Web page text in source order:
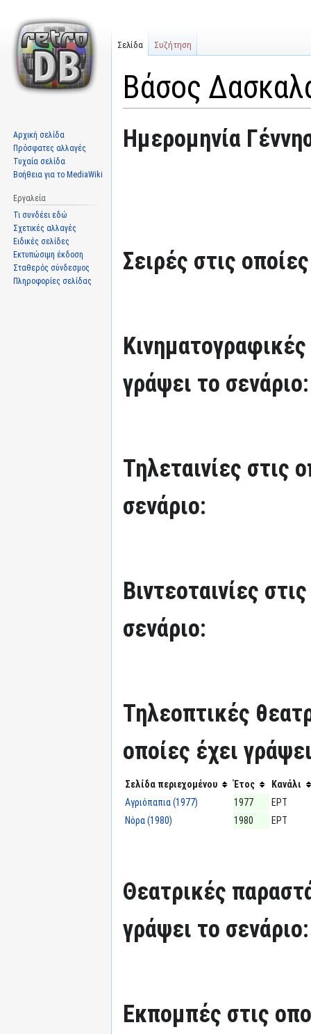
Βάσος
Μετάβαση
στην
Πήδηση
στην
Ημερομηνία
Σειρές στις
Κινηματογραφικές
γράψει το σενάριο:
Τηλεταινίες στις
σενάριο:
Βιντεοταινίες
σενάριο:
Τηλεοπτικές
οποίες έχει
Σελίδα περιεχομένου Έτος
Κανάλι
Αγριόπαπια (1977)
1977
ΕΡΤ
Νόρα (1980)
1980 ΕΡΤ
Θεατρικές
γράψει το σενάριο:
Εκπομπές στις
Σελίδα Συζήτηση
Αρχική σελίδα
Πρόσφατες αλλαγές
Τυχαία σελίδα
Βοήθεια για το MediaWiki
Εργαλεία
Τι συνδέει εδώ
Σχετικές αλλαγές
Ειδικές σελίδες
Εκτυπώσιμη έκδοση
Σταθερός σύνδεσμος
Πληροφορίες σελίδας